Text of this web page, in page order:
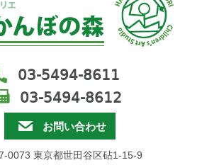
03-5494-8611
03-5494-8612
お問い合わせ
0073 東京都世田谷区砧1-15-9